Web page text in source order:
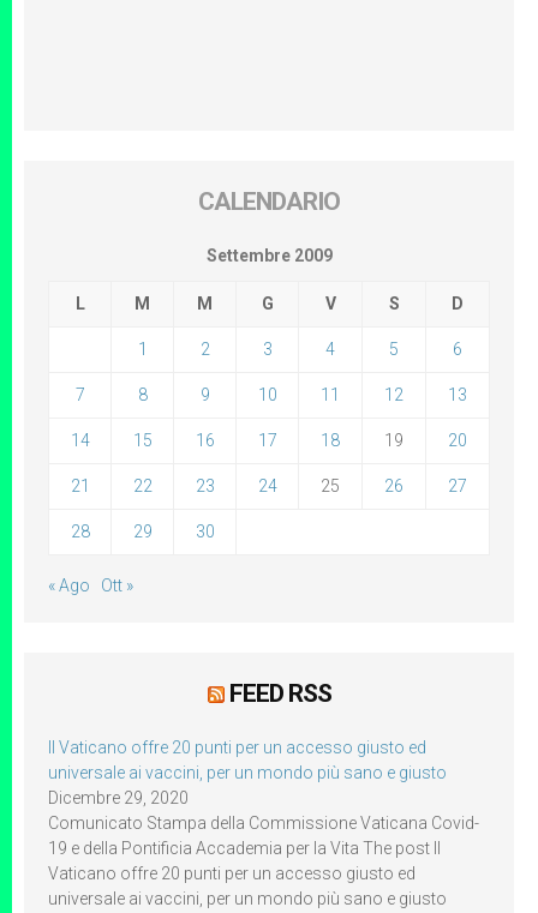
CALENDARIO
Settembre 2009
L M M G V S D
1 2 3 4 5 6
7 8 9 10 11 12 13
14 15 16 17 18 19 20
21 22 23 24 25 26 27
28 29 30
« Ago Ott »
FEED RSS
Il Vaticano offre 20 punti per un accesso giusto ed
universale ai vaccini, per un mondo più sano e giusto
Dicembre 29, 2020
Comunicato Stampa della Commissione Vaticana Covid-
19 e della Pontificia Accademia per la Vita The post Il
Vaticano offre 20 punti per un accesso giusto ed
universale ai vaccini, per un mondo più sano e giusto